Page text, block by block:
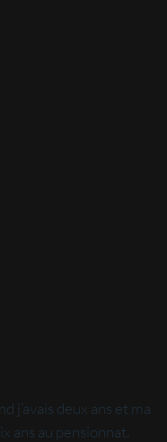
j’avais deux ans et ma
ans au pensionnat.